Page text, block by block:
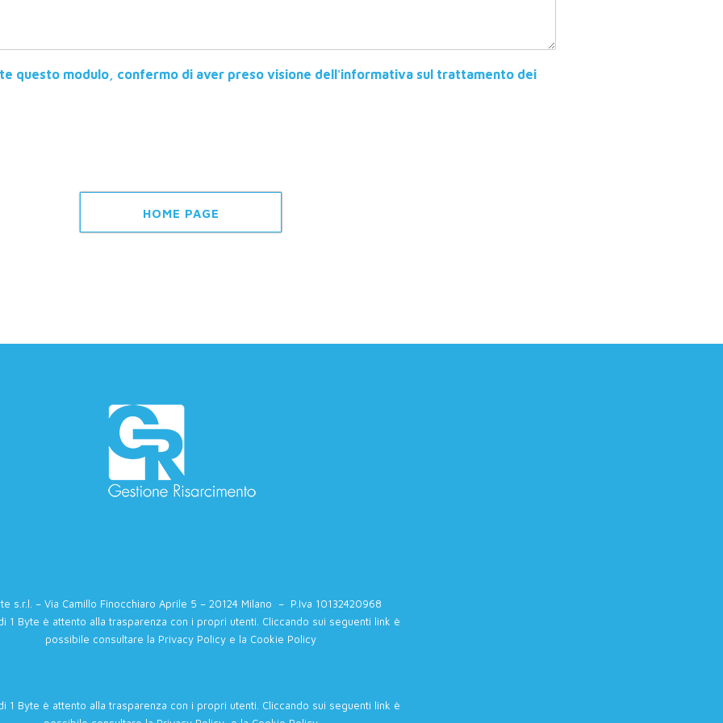
questo modulo, confermo di aver preso visione dell'informativa sul trattamento dei
HOME PAGE
s.r.l. – Via Camillo Finocchiaro Aprile 5 – 20124 Milano – P.Iva 10132420968
1 Byte è attento alla trasparenza con i propri utenti. Cliccando sui seguenti link è
possibile consultare la Privacy Policy e la Cookie Policy
1 Byte è attento alla trasparenza con i propri utenti. Cliccando sui seguenti link è